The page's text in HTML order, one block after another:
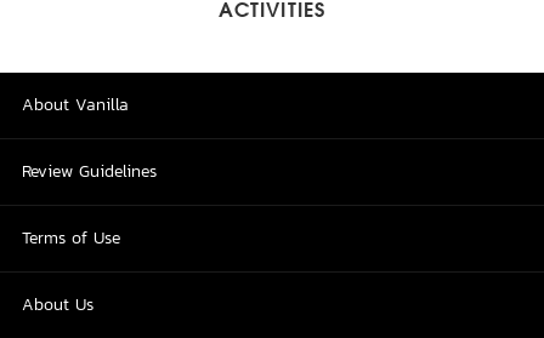
ACTIVITIES
About Vanilla
Review Guidelines
Terms of Use
About Us